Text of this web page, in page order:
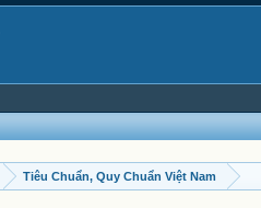
Tiêu Chuẩn, Quy Chuẩn Việt Nam